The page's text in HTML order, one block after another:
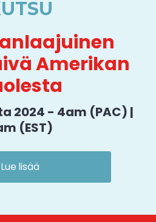
Amerikan
2024 - 4am (PAC) |
(EST)
Lue lisää